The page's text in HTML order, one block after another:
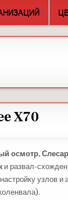
X70
осмотр,
и развал-
узлов и